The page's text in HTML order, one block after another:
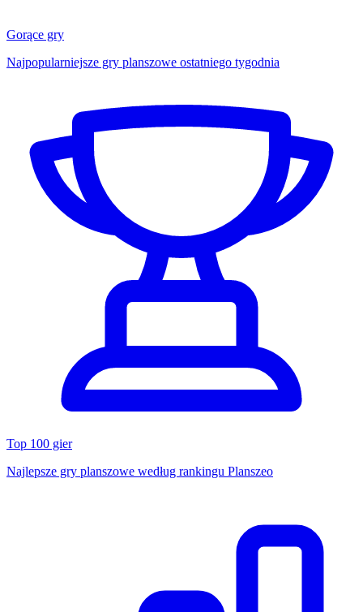
Gorące gry
Najpopularniejsze gry planszowe ostatniego tygodnia
Top 100 gier
Najlepsze gry planszowe według rankingu Planszeo